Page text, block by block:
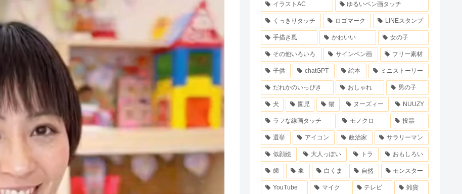
イラストAC ゆるいペン画タッチ
くっきりタッチ ロゴマーク LINEスタンプ
手描き風 かわいい 女の子
その他いろいろ サインペン画 フリー素材
子供 chatGPT 絵本 ミニストーリー
だれかのいっぴき おしゃれ 男の子
犬 園児 猫 ヌーズィー NUUZY
ラフな線画タッチ モノクロ 投票
選挙 アイコン 政治家 サラリーマン
似顔絵 大人っぽい トラ おもしろい
歯 象 白くま 自然 モンスター
YouTube マイク テレビ 雑貨